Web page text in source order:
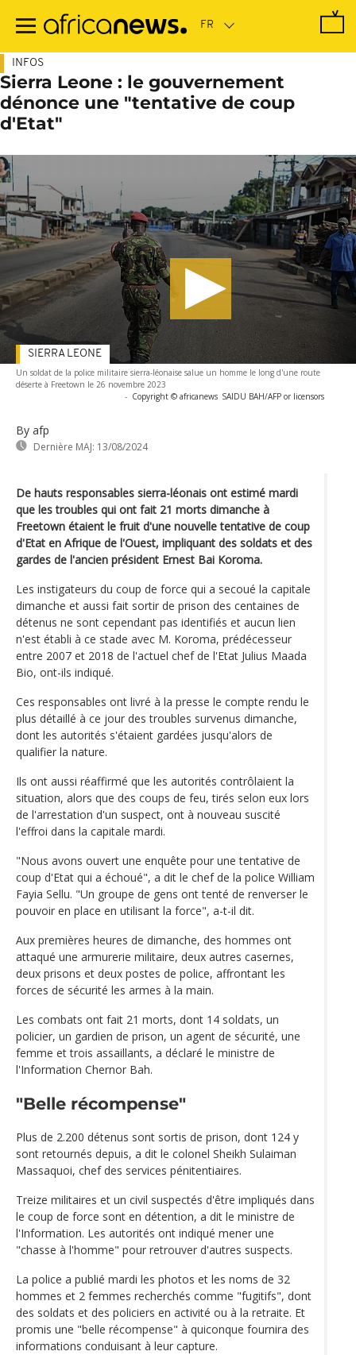
contenu
INFOS
Sierra Leone : le gouvernement
dénonce une "tentative de coup
d'Etat"
Un soldat de la police militaire sierra-léonaise salue un homme le long d'une route
déserte à Freetown le 26 novembre 2023
- Copyright © africanews SAIDU BAH/AFP or licensors
By afp
Dernière MAJ: 13/08/2024
SIERRA LEONE
De hauts responsables sierra-léonais ont estimé mardi
que les troubles qui ont fait 21 morts dimanche à
Freetown étaient le fruit d'une nouvelle tentative de coup
d'Etat en Afrique de l'Ouest, impliquant des soldats et des
gardes de l'ancien président Ernest Bai Koroma.
Les instigateurs du coup de force qui a secoué la capitale
dimanche et aussi fait sortir de prison des centaines de
détenus ne sont cependant pas identifiés et aucun lien
n'est établi à ce stade avec M. Koroma, prédécesseur
entre 2007 et 2018 de l'actuel chef de l'Etat Julius Maada
Bio, ont-ils indiqué.
Ces responsables ont livré à la presse le compte rendu le
plus détaillé à ce jour des troubles survenus dimanche,
dont les autorités s'étaient gardées jusqu'alors de
qualifier la nature.
Ils ont aussi réaffirmé que les autorités contrôlaient la
situation, alors que des coups de feu, tirés selon eux lors
de l'arrestation d'un suspect, ont à nouveau suscité
l'effroi dans la capitale mardi.
"Nous avons ouvert une enquête pour une tentative de
coup d'Etat qui a échoué", a dit le chef de la police William
Fayia Sellu. "Un groupe de gens ont tenté de renverser le
pouvoir en place en utilisant la force", a-t-il dit.
Aux premières heures de dimanche, des hommes ont
attaqué une armurerie militaire, deux autres casernes,
deux prisons et deux postes de police, affrontant les
forces de sécurité les armes à la main.
Les combats ont fait 21 morts, dont 14 soldats, un
policier, un gardien de prison, un agent de sécurité, une
femme et trois assaillants, a déclaré le ministre de
l'Information Chernor Bah.
"Belle récompense"
Plus de 2.200 détenus sont sortis de prison, dont 124 y
sont retournés depuis, a dit le colonel Sheikh Sulaiman
Massaquoi, chef des services pénitentiaires.
Treize militaires et un civil suspectés d'être impliqués dans
le coup de force sont en détention, a dit le ministre de
l'Information. Les autorités ont indiqué mener une
"chasse à l'homme" pour retrouver d'autres suspects.
La police a publié mardi les photos et les noms de 32
hommes et 2 femmes recherchés comme "fugitifs", dont
des soldats et des policiers en activité ou à la retraite. Et
promis une "belle récompense" à quiconque fournira des
informations conduisant à leur capture.